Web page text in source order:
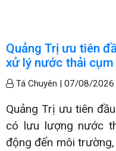
Quảng Trị ưu tiên
xử lý nước thải
Tá Chuyên | 07/08/2026
Quảng Trị ưu tiên
có lưu lượng nước
động đến môi